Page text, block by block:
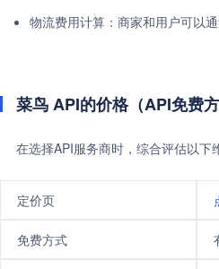
物流费用计算：商家和用户可以
菜鸟 API的价格（API免费
在选择API服务商时，综合评估以
定价页
免费方式